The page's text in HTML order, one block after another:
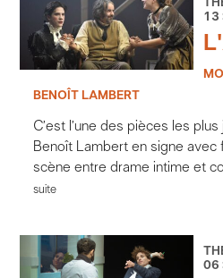
13
BENOÎT LAMBERT
C’est l’une des pièces les
Benoît Lambert en signe avec
scène entre drame intime et
suite
06